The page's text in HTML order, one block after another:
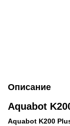
Описание
Aquabot
Aquabot K200